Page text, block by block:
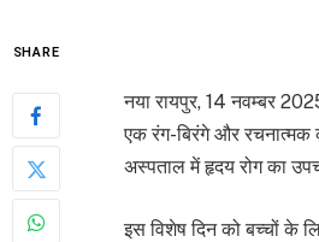
SHARE
नया रायपुर, 14 नवम्बर
एक रंग-बिरंगे और
अस्पताल में हृदय रोग का
इस विशेष दिन को बच्चों के